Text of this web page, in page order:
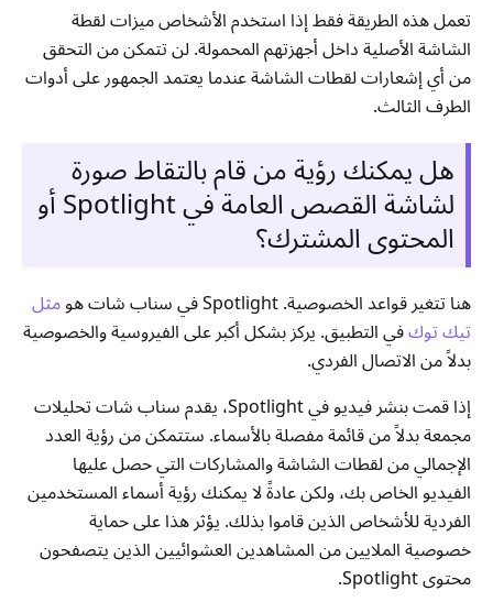
تعمل هذه الطريقة فقط إذا استخدم الأشخاص ميزات لقطة
الشاشة الأصلية داخل أجهزتهم المحمولة. لن تتمكن من التحقق
من أي إشعارات لقطات الشاشة عندما يعتمد الجمهور على أدوات
الطرف الثالث.
هل يمكنك رؤية من قام بالتقاط صورة
لشاشة القصص العامة في Spotlight أو
المحتوى المشترك؟
هنا تتغير قواعد الخصوصية. Spotlight في سناب شات هو مثل
تيك توكفي التطبيق. يركز بشكل أكبر على الفيروسية والخصوصية
بدلاً من الاتصال الفردي.
إذا قمت بنشر فيديو في Spotlight، يقدم سناب شات تحليلات
مجمعة بدلاً من قائمة مفصلة بالأسماء. ستتمكن من رؤية العدد
الإجمالي من لقطات الشاشة والمشاركات التي حصل عليها
الفيديو الخاص بك، ولكن عادةً لا يمكنك رؤية أسماء المستخدمين
الفردية للأشخاص الذين قاموا بذلك. يؤثر هذا على حماية
خصوصية الملايين من المشاهدين العشوائيين الذين يتصفحون
محتوى Spotlight.